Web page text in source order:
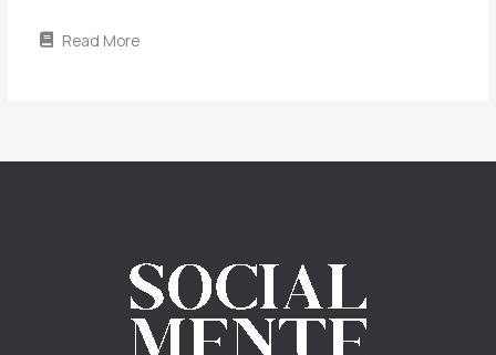
Read More